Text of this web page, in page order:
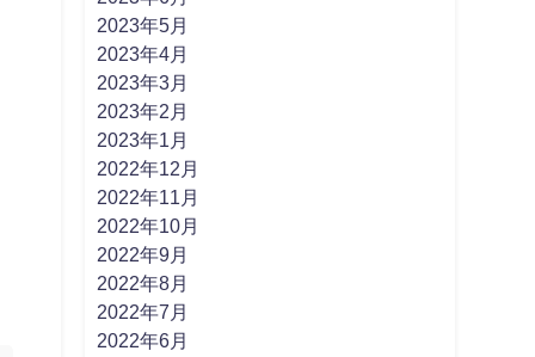
2023年5月
2023年4月
2023年3月
2023年2月
2023年1月
2022年12月
2022年11月
2022年10月
2022年9月
2022年8月
2022年7月
2022年6月